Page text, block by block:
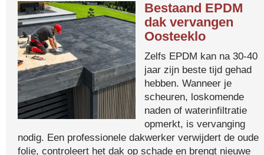
Bestaand EPDM
dak vervangen
Oosteeklo
Zelfs EPDM kan na 30-40
jaar zijn beste tijd gehad
hebben. Wanneer je
scheuren, loskomende
naden of waterinfiltratie
opmerkt, is vervanging
nodig. Een professionele dakwerker verwijdert de oude
folie, controleert het dak op schade en brengt nieuwe